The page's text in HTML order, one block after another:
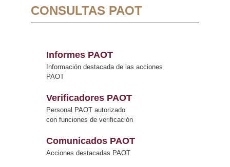
CONSULTAS PAOT
Informes PAOT
Información destacada de las acciones
PAOT
Verificadores PAOT
Personal PAOT autorizado
con funciones de verificación
Comunicados PAOT
Acciones destacadas PAOT